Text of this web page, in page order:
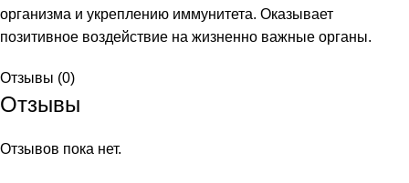
организма и укреплению иммунитета. Оказывает
позитивное воздействие на жизненно важные органы.
Отзывы (0)
Отзывы
Отзывов пока нет.